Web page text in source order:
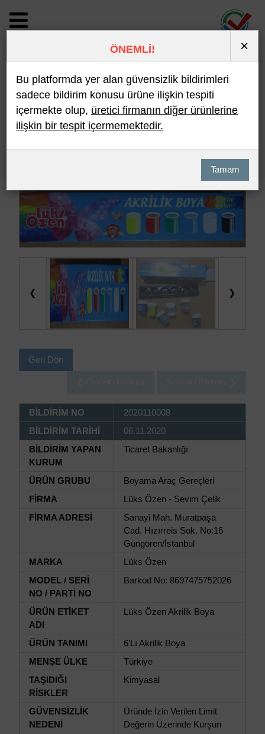
BİLDİRİM DETAYI
Son 10 Bildirim En Çok İncelenen
❮ ❯
Geri Dön
BİLDİRİM NO
2020110008
BİLDİRİM TARİHİ
06.11.2020
BİLDİRİM YAPAN
KURUM
Ticaret Bakanlığı
ÜRÜN GRUBU
Boyama Araç Gereçleri
FİRMA
Lüks Özen - Sevim Çelik
FİRMA ADRESİ
Sanayi Mah. Muratpaşa
Cad. Hızırreis Sok. No:16
Güngören/İstanbul
MARKA
Lüks Özen
MODEL / SERİ
NO / PARTİ NO
Barkod No: 8697475752026
ÜRÜN ETİKET
ADI
Lüks Özen Akrilik Boya
ÜRÜN TANIMI
6’Lı Akrilik Boya
MENŞE ÜLKE
Türkiye
TAŞIDIĞI
RİSKLER
Kimyasal
GÜVENSİZLİK
NEDENİ
Üründe İzin Verilen Limit
Değerin Üzerinde Kurşun
ÖNEMLİ! ×
Bu platformda yer alan güvensizlik bildirimleri
sadece bildirim konusu ürüne ilişkin tespiti
içermekte olup, üretici firmanın diğer ürünlerine
ilişkin bir tespit içermemektedir.
Tamam